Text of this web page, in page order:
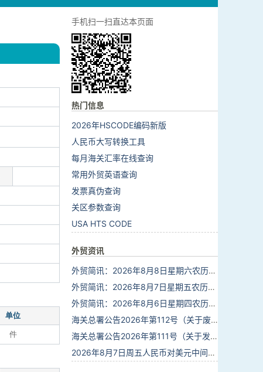
单位
件
手机扫一扫直达本页面
热门信息
2026年HSCODE编码新版
人民币大写转换工具
每月海关汇率在线查询
常用外贸英语查询
发票真伪查询
关区参数查询
USA HTS CODE
外贸资讯
外贸简讯：2026年8月8日星期六农历六月廿六
外贸简讯：2026年8月7日星期五农历六月廿五
外贸简讯：2026年8月6日星期四农历六月廿四
海关总署公告2026年第112号（关于废止部分卫生检疫类规范性文件的公告）
海关总署公告2026年第111号（关于发布《进出境动植物检疫处理监督管理工作规定》《进出境卫生处理监督管理工作规定》的公告）
2026年8月7日周五人民币对美元中间价报6.7904调贬9个基点